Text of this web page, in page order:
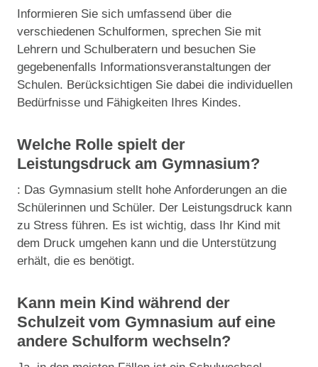
Informieren Sie sich umfassend über die
verschiedenen Schulformen, sprechen Sie mit
Lehrern und Schulberatern und besuchen Sie
gegebenenfalls Informationsveranstaltungen der
Schulen. Berücksichtigen Sie dabei die individuellen
Bedürfnisse und Fähigkeiten Ihres Kindes.
Welche Rolle spielt der
Leistungsdruck am Gymnasium?
: Das Gymnasium stellt hohe Anforderungen an die
Schülerinnen und Schüler. Der Leistungsdruck kann
zu Stress führen. Es ist wichtig, dass Ihr Kind mit
dem Druck umgehen kann und die Unterstützung
erhält, die es benötigt.
Kann mein Kind während der
Schulzeit vom Gymnasium auf eine
andere Schulform wechseln?